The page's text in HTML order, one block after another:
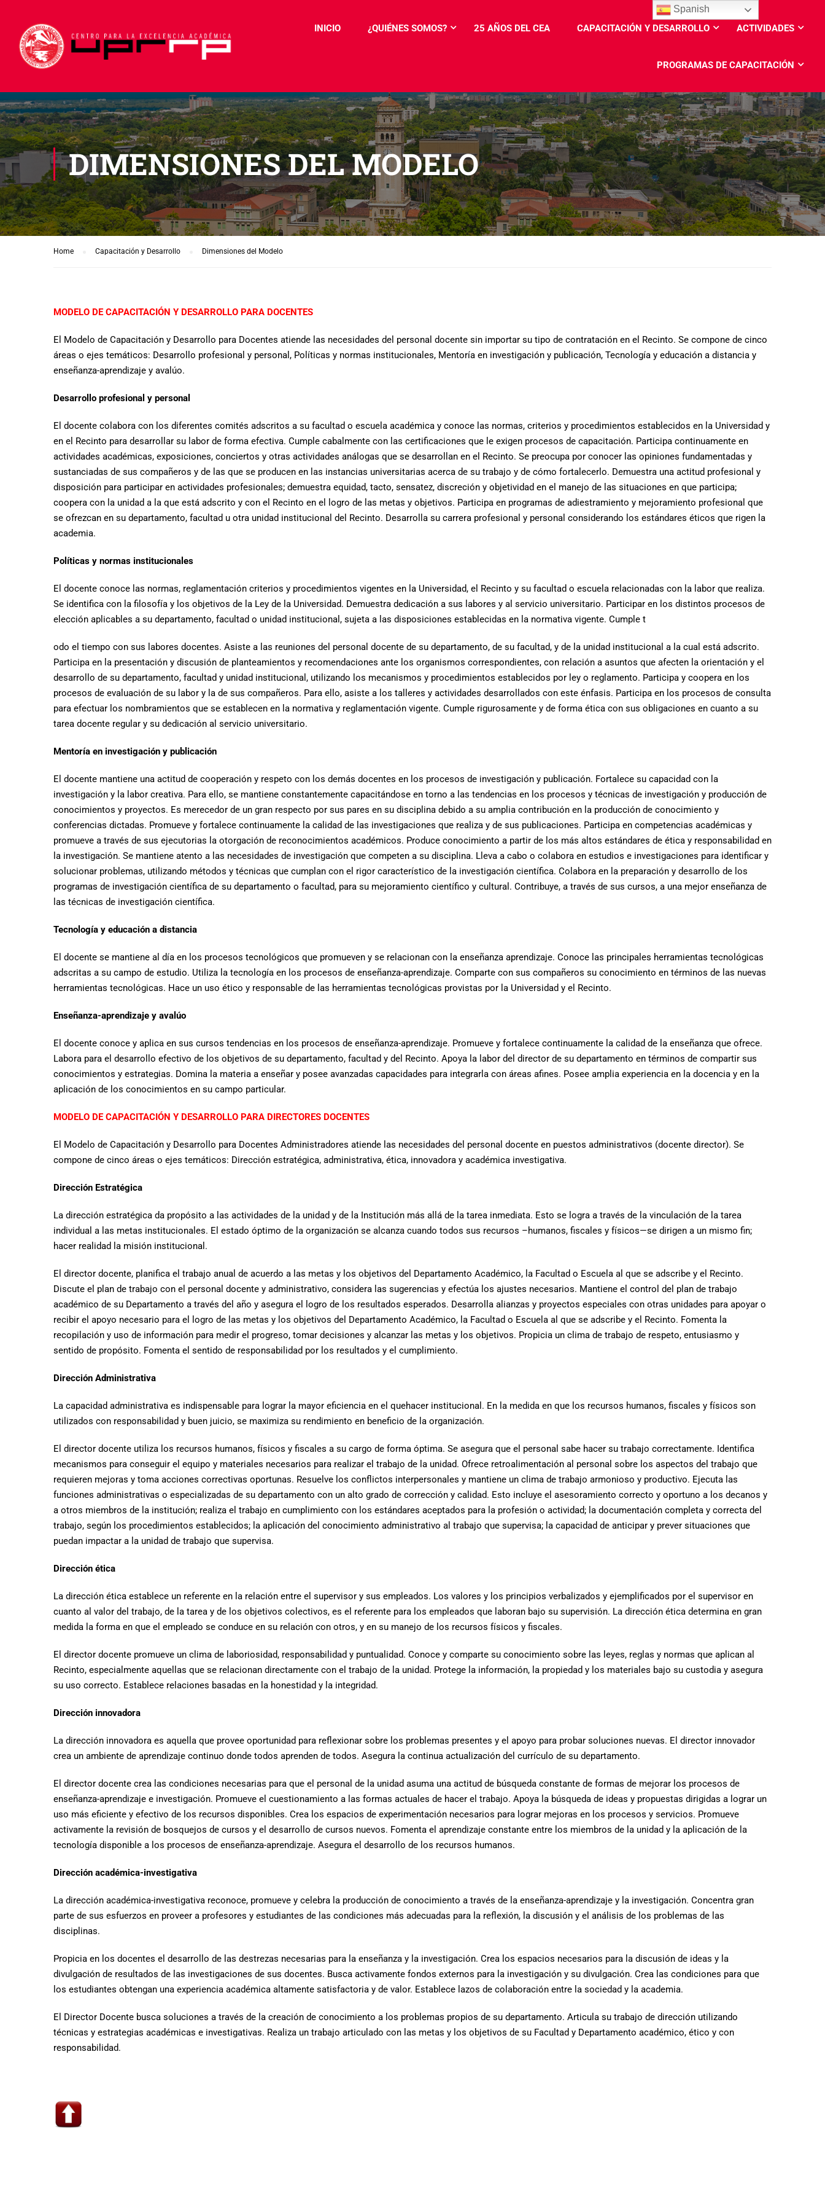
INICIO ¿QUIÉNES SOMOS? 25 AÑOS DEL CEA CAPACITACIÓN Y DESARROLLO ACTIVIDADES
PROGRAMAS DE CAPACITACIÓN
DIMENSIONES DEL MODELO
Home Capacitación y Desarrollo Dimensiones del Modelo
MODELO DE CAPACITACIÓN Y DESARROLLO PARA DOCENTES
El Modelo de Capacitación y Desarrollo para Docentes atiende las necesidades del personal docente sin importar su tipo de contratación en el Recinto. Se compone de cinco
áreas o ejes temáticos: Desarrollo profesional y personal, Políticas y normas institucionales, Mentoría en investigación y publicación, Tecnología y educación a distancia y
enseñanza-aprendizaje y avalúo.
Desarrollo profesional y personal
El docente colabora con los diferentes comités adscritos a su facultad o escuela académica y conoce las normas, criterios y procedimientos establecidos en la Universidad y
en el Recinto para desarrollar su labor de forma efectiva. Cumple cabalmente con las certificaciones que le exigen procesos de capacitación. Participa continuamente en
actividades académicas, exposiciones, conciertos y otras actividades análogas que se desarrollan en el Recinto. Se preocupa por conocer las opiniones fundamentadas y
sustanciadas de sus compañeros y de las que se producen en las instancias universitarias acerca de su trabajo y de cómo fortalecerlo. Demuestra una actitud profesional y
disposición para participar en actividades profesionales; demuestra equidad, tacto, sensatez, discreción y objetividad en el manejo de las situaciones en que participa;
coopera con la unidad a la que está adscrito y con el Recinto en el logro de las metas y objetivos. Participa en programas de adiestramiento y mejoramiento profesional que
se ofrezcan en su departamento, facultad u otra unidad institucional del Recinto. Desarrolla su carrera profesional y personal considerando los estándares éticos que rigen la
academia.
Políticas y normas institucionales
El docente conoce las normas, reglamentación criterios y procedimientos vigentes en la Universidad, el Recinto y su facultad o escuela relacionadas con la labor que realiza.
Se identifica con la filosofía y los objetivos de la Ley de la Universidad. Demuestra dedicación a sus labores y al servicio universitario. Participar en los distintos procesos de
elección aplicables a su departamento, facultad o unidad institucional, sujeta a las disposiciones establecidas en la normativa vigente. Cumple t
odo el tiempo con sus labores docentes. Asiste a las reuniones del personal docente de su departamento, de su facultad, y de la unidad institucional a la cual está adscrito.
Participa en la presentación y discusión de planteamientos y recomendaciones ante los organismos correspondientes, con relación a asuntos que afecten la orientación y el
desarrollo de su departamento, facultad y unidad institucional, utilizando los mecanismos y procedimientos establecidos por ley o reglamento. Participa y coopera en los
procesos de evaluación de su labor y la de sus compañeros. Para ello, asiste a los talleres y actividades desarrollados con este énfasis. Participa en los procesos de consulta
para efectuar los nombramientos que se establecen en la normativa y reglamentación vigente. Cumple rigurosamente y de forma ética con sus obligaciones en cuanto a su
tarea docente regular y su dedicación al servicio universitario.
Mentoría en investigación y publicación
El docente mantiene una actitud de cooperación y respeto con los demás docentes en los procesos de investigación y publicación. Fortalece su capacidad con la
investigación y la labor creativa. Para ello, se mantiene constantemente capacitándose en torno a las tendencias en los procesos y técnicas de investigación y producción de
conocimientos y proyectos. Es merecedor de un gran respecto por sus pares en su disciplina debido a su amplia contribución en la producción de conocimiento y
conferencias dictadas. Promueve y fortalece continuamente la calidad de las investigaciones que realiza y de sus publicaciones. Participa en competencias académicas y
promueve a través de sus ejecutorias la otorgación de reconocimientos académicos. Produce conocimiento a partir de los más altos estándares de ética y responsabilidad en
la investigación. Se mantiene atento a las necesidades de investigación que competen a su disciplina. Lleva a cabo o colabora en estudios e investigaciones para identificar y
solucionar problemas, utilizando métodos y técnicas que cumplan con el rigor característico de la investigación científica. Colabora en la preparación y desarrollo de los
programas de investigación científica de su departamento o facultad, para su mejoramiento científico y cultural. Contribuye, a través de sus cursos, a una mejor enseñanza de
las técnicas de investigación científica.
Tecnología y educación a distancia
El docente se mantiene al día en los procesos tecnológicos que promueven y se relacionan con la enseñanza aprendizaje. Conoce las principales herramientas tecnológicas
adscritas a su campo de estudio. Utiliza la tecnología en los procesos de enseñanza-aprendizaje. Comparte con sus compañeros su conocimiento en términos de las nuevas
herramientas tecnológicas. Hace un uso ético y responsable de las herramientas tecnológicas provistas por la Universidad y el Recinto.
Enseñanza-aprendizaje y avalúo
El docente conoce y aplica en sus cursos tendencias en los procesos de enseñanza-aprendizaje. Promueve y fortalece continuamente la calidad de la enseñanza que ofrece.
Labora para el desarrollo efectivo de los objetivos de su departamento, facultad y del Recinto. Apoya la labor del director de su departamento en términos de compartir sus
conocimientos y estrategias. Domina la materia a enseñar y posee avanzadas capacidades para integrarla con áreas afines. Posee amplia experiencia en la docencia y en la
aplicación de los conocimientos en su campo particular.
MODELO DE CAPACITACIÓN Y DESARROLLO PARA DIRECTORES DOCENTES
El Modelo de Capacitación y Desarrollo para Docentes Administradores atiende las necesidades del personal docente en puestos administrativos (docente director). Se
compone de cinco áreas o ejes temáticos: Dirección estratégica, administrativa, ética, innovadora y académica investigativa.
Dirección Estratégica
La dirección estratégica da propósito a las actividades de la unidad y de la Institución más allá de la tarea inmediata. Esto se logra a través de la vinculación de la tarea
individual a las metas institucionales. El estado óptimo de la organización se alcanza cuando todos sus recursos –humanos, fiscales y físicos—se dirigen a un mismo fin;
hacer realidad la misión institucional.
El director docente, planifica el trabajo anual de acuerdo a las metas y los objetivos del Departamento Académico, la Facultad o Escuela al que se adscribe y el Recinto.
Discute el plan de trabajo con el personal docente y administrativo, considera las sugerencias y efectúa los ajustes necesarios. Mantiene el control del plan de trabajo
académico de su Departamento a través del año y asegura el logro de los resultados esperados. Desarrolla alianzas y proyectos especiales con otras unidades para apoyar o
recibir el apoyo necesario para el logro de las metas y los objetivos del Departamento Académico, la Facultad o Escuela al que se adscribe y el Recinto. Fomenta la
recopilación y uso de información para medir el progreso, tomar decisiones y alcanzar las metas y los objetivos. Propicia un clima de trabajo de respeto, entusiasmo y
sentido de propósito. Fomenta el sentido de responsabilidad por los resultados y el cumplimiento.
Dirección Administrativa
La capacidad administrativa es indispensable para lograr la mayor eficiencia en el quehacer institucional. En la medida en que los recursos humanos, fiscales y físicos son
utilizados con responsabilidad y buen juicio, se maximiza su rendimiento en beneficio de la organización.
El director docente utiliza los recursos humanos, físicos y fiscales a su cargo de forma óptima. Se asegura que el personal sabe hacer su trabajo correctamente. Identifica
mecanismos para conseguir el equipo y materiales necesarios para realizar el trabajo de la unidad. Ofrece retroalimentación al personal sobre los aspectos del trabajo que
requieren mejoras y toma acciones correctivas oportunas. Resuelve los conflictos interpersonales y mantiene un clima de trabajo armonioso y productivo. Ejecuta las
funciones administrativas o especializadas de su departamento con un alto grado de corrección y calidad. Esto incluye el asesoramiento correcto y oportuno a los decanos y
a otros miembros de la institución; realiza el trabajo en cumplimiento con los estándares aceptados para la profesión o actividad; la documentación completa y correcta del
trabajo, según los procedimientos establecidos; la aplicación del conocimiento administrativo al trabajo que supervisa; la capacidad de anticipar y prever situaciones que
puedan impactar a la unidad de trabajo que supervisa.
Dirección ética
La dirección ética establece un referente en la relación entre el supervisor y sus empleados. Los valores y los principios verbalizados y ejemplificados por el supervisor en
cuanto al valor del trabajo, de la tarea y de los objetivos colectivos, es el referente para los empleados que laboran bajo su supervisión. La dirección ética determina en gran
medida la forma en que el empleado se conduce en su relación con otros, y en su manejo de los recursos físicos y fiscales.
El director docente promueve un clima de laboriosidad, responsabilidad y puntualidad. Conoce y comparte su conocimiento sobre las leyes, reglas y normas que aplican al
Recinto, especialmente aquellas que se relacionan directamente con el trabajo de la unidad. Protege la información, la propiedad y los materiales bajo su custodia y asegura
su uso correcto. Establece relaciones basadas en la honestidad y la integridad.
Dirección innovadora
La dirección innovadora es aquella que provee oportunidad para reflexionar sobre los problemas presentes y el apoyo para probar soluciones nuevas. El director innovador
crea un ambiente de aprendizaje continuo donde todos aprenden de todos. Asegura la continua actualización del currículo de su departamento.
El director docente crea las condiciones necesarias para que el personal de la unidad asuma una actitud de búsqueda constante de formas de mejorar los procesos de
enseñanza-aprendizaje e investigación. Promueve el cuestionamiento a las formas actuales de hacer el trabajo. Apoya la búsqueda de ideas y propuestas dirigidas a lograr un
uso más eficiente y efectivo de los recursos disponibles. Crea los espacios de experimentación necesarios para lograr mejoras en los procesos y servicios. Promueve
activamente la revisión de bosquejos de cursos y el desarrollo de cursos nuevos. Fomenta el aprendizaje constante entre los miembros de la unidad y la aplicación de la
tecnología disponible a los procesos de enseñanza-aprendizaje. Asegura el desarrollo de los recursos humanos.
Dirección académica-investigativa
La dirección académica-investigativa reconoce, promueve y celebra la producción de conocimiento a través de la enseñanza-aprendizaje y la investigación. Concentra gran
parte de sus esfuerzos en proveer a profesores y estudiantes de las condiciones más adecuadas para la reflexión, la discusión y el análisis de los problemas de las
disciplinas.
Propicia en los docentes el desarrollo de las destrezas necesarias para la enseñanza y la investigación. Crea los espacios necesarios para la discusión de ideas y la
divulgación de resultados de las investigaciones de sus docentes. Busca activamente fondos externos para la investigación y su divulgación. Crea las condiciones para que
los estudiantes obtengan una experiencia académica altamente satisfactoria y de valor. Establece lazos de colaboración entre la sociedad y la academia.
El Director Docente busca soluciones a través de la creación de conocimiento a los problemas propios de su departamento. Articula su trabajo de dirección utilizando
técnicas y estrategias académicas e investigativas. Realiza un trabajo articulado con las metas y los objetivos de su Facultad y Departamento académico, ético y con
responsabilidad.
Spanish